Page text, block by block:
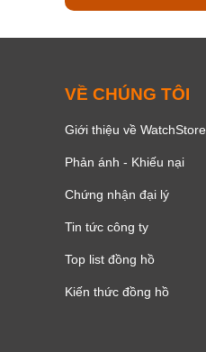
VỀ CHÚNG TÔI
Giới thiệu về WatchStore
Phản ánh - Khiếu nại
Chứng nhận đại lý
Tin tức công ty
Top list đồng hồ
Kiến thức đồng hồ